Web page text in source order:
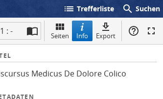
list Trefferliste search Suchen
1 : - Seiten Info Export
Medicus De Dolore Colico